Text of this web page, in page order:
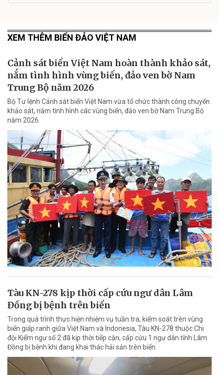
XEM THÊM BIỂN ĐẢO VIỆT NAM
Cảnh sát biển Việt Nam hoàn thành khảo sát,
nắm tình hình vùng biển, đảo ven bờ Nam
Trung Bộ năm 2026
Bộ Tư lệnh Cảnh sát biển Việt Nam vừa tổ chức thành công chuyến
khảo sát, nắm tình hình các vùng biển, đảo ven bờ Nam Trung Bộ
năm 2026.
Tàu KN-278 kịp thời cấp cứu ngư dân Lâm
Đồng bị bệnh trên biển
Trong quá trình thực hiện nhiệm vụ tuần tra, kiểm soát trên vùng
biển giáp ranh giữa Việt Nam và Indonesia, Tàu KN-278 thuộc Chi
đội Kiểm ngư số 2 đã kịp thời tiếp cận, cấp cứu 1 ngư dân tỉnh Lâm
Đồng bị bệnh khi đang khai thác hải sản trên biển.